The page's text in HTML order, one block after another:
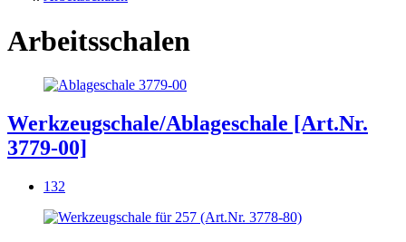
Arbeitsschalen
Werkzeugschale/Ablageschale [Art.Nr.
3779-00]
132